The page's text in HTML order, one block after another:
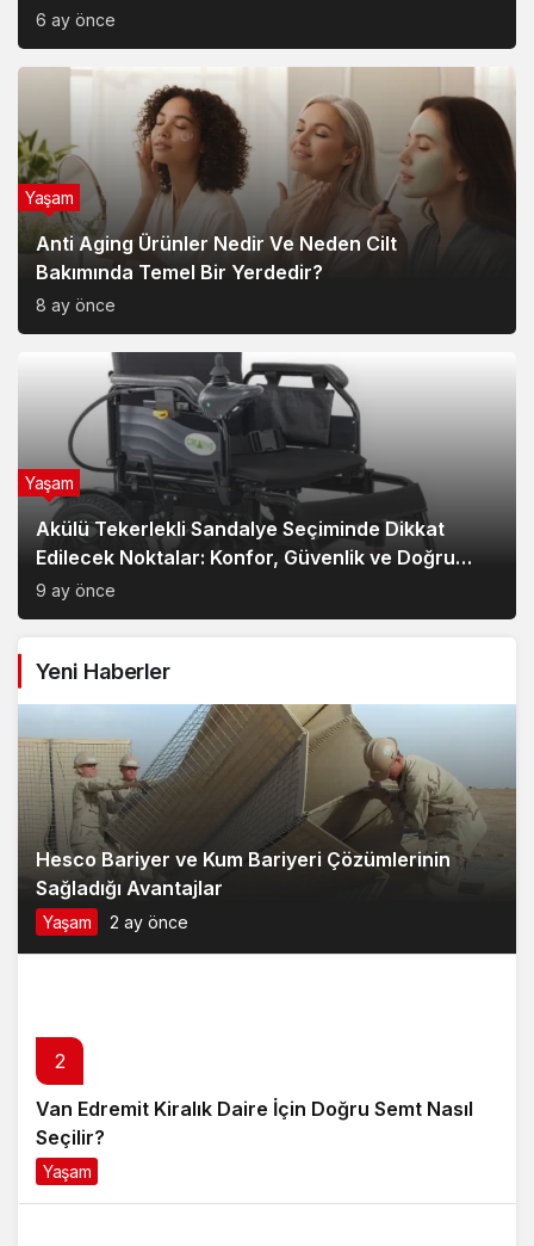
6 ay önce
Anti Aging Ürünler Nedir Ve Neden Cilt
Bakımında Temel Bir Yerdedir?
8 ay önce
Yaşam
Akülü Tekerlekli Sandalye Seçiminde Dikkat
Edilecek Noktalar: Konfor, Güvenlik ve Doğru
Model Tercihi
9 ay önce
Yaşam
Yeni Haberler
Hesco Bariyer ve Kum Bariyeri Çözümlerinin
Sağladığı Avantajlar
Yaşam 2 ay önce
2
Van Edremit Kiralık Daire İçin Doğru Semt Nasıl
Seçilir?
Yaşam